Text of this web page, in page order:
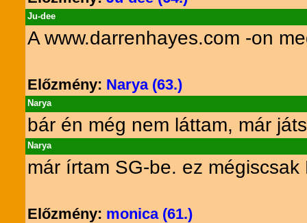
Ju-dee
A www.darrenhayes.com -on
Előzmény: Narya (63.)
Narya
bár én még nem láttam, már
Narya
már írtam SG-be. ez mégiscsak
Előzmény: monica (61.)